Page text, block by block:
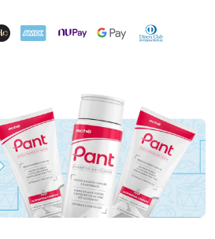
AMEX NuPay Google PayDiners Club